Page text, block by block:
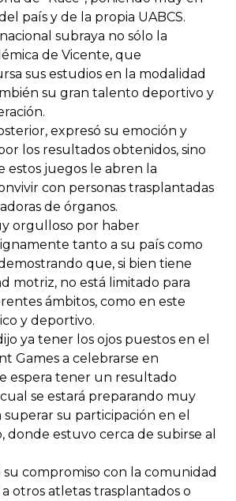
país y de la propia UABCS.
subraya no sólo la
de Vicente, que
sus estudios en la modalidad
su gran talento deportivo y
expresó su emoción y
los resultados obtenidos, sino
estos juegos le abren la
con personas trasplantadas
de órganos.
orgulloso por haber
tanto a su país como
que, si bien tiene
motriz, no está limitado para
ámbitos, como en este
y deportivo.
ya tener los ojos puestos en el
Games a celebrarse en
espera tener un resultado
se estará preparando muy
su participación en el
donde estuvo cerca de subirse al
su compromiso con la comunidad
otros atletas trasplantados o